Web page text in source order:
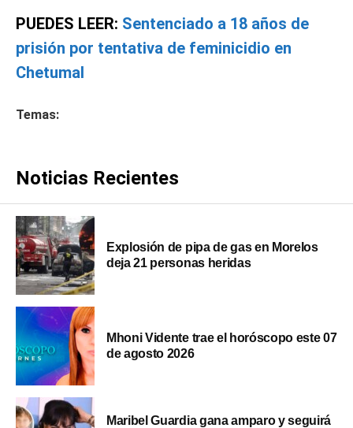
PUEDES LEER: Sentenciado a 18 años de
prisión por tentativa de feminicidio en
Chetumal
Temas:
Noticias Recientes
Explosión de pipa de gas en Morelos
deja 21 personas heridas
Mhoni Vidente trae el horóscopo este 07
de agosto 2026
Maribel Guardia gana amparo y seguirá